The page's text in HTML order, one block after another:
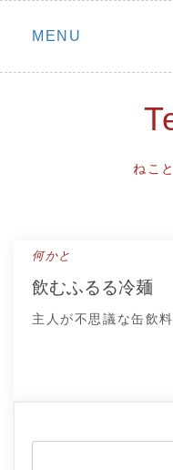
Skip
MENU
ねこ
何かと
飲むふるる冷麺
主人が不思議な缶飲